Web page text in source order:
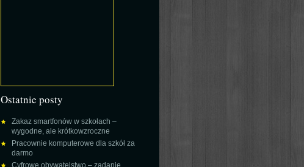
Ostatnie posty
Zakaz smartfonów w szkołach –
wygodne, ale krótkowzroczne
Pracownie komputerowe dla szkół za
darmo
Cyfrowe obywatelstwo – zadanie